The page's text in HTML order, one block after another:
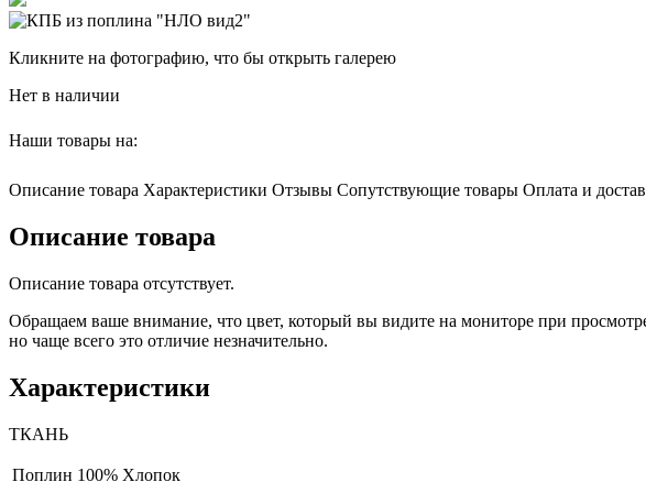
Кликните на фотографию, что бы открыть галерею
Нет в наличии
Наши товары на:
Описание товара Характеристики Отзывы Сопутствующие товары Оплата и
Описание товара
Описание товара отсутствует.
Обращаем ваше внимание, что цвет, который вы видите на мониторе при
но чаще всего это отличие незначительно.
Характеристики
ТКАНЬ
Поплин 100% Хлопок